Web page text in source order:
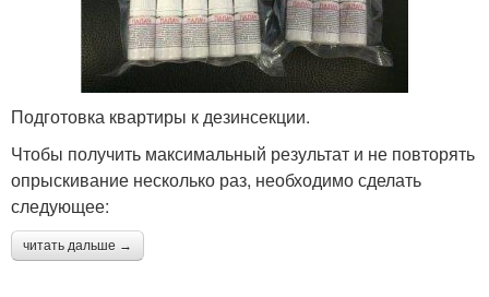
Подготовка квартиры к дезинсекции.
Чтобы получить максимальный результат и не повторять
опрыскивание несколько раз, необходимо сделать
следующее:
читать дальше →